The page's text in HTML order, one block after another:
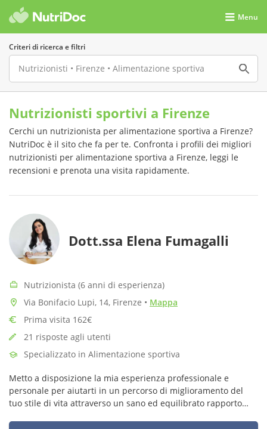
Menu
Criteri di ricerca e filtri
Nutrizionisti sportivi a Firenze
Cerchi un nutrizionista per alimentazione sportiva a Firenze?
NutriDoc è il sito che fa per te. Confronta i profili dei migliori
nutrizionisti per alimentazione sportiva a Firenze, leggi le
recensioni e prenota una visita rapidamente.
Dott.ssa Elena Fumagalli
Nutrizionista (6 anni di esperienza)
Via Bonifacio Lupi, 14, Firenze • Mappa
Prima visita 162€
21 risposte agli utenti
Specializzato in Alimentazione sportiva
Metto a disposizione la mia esperienza professionale e
personale per aiutarti in un percorso di miglioramento del
tuo stile di vita attraverso un sano ed equilibrato rapporto